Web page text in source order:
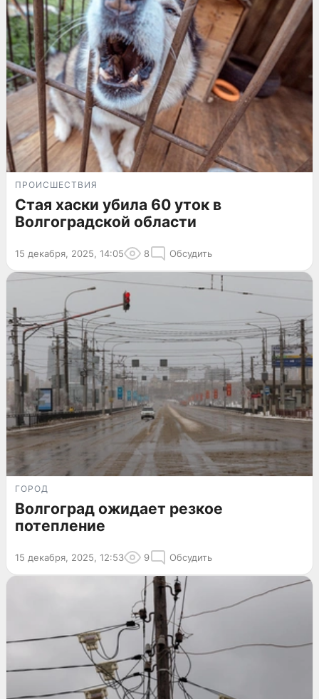
ПРОИСШЕСТВИЯ
Стая хаски убила 60 уток в
Волгоградской области
15 декабря, 2025, 14:05 8 Обсудить
ГОРОД
Волгоград ожидает резкое
потепление
15 декабря, 2025, 12:53 9 Обсудить